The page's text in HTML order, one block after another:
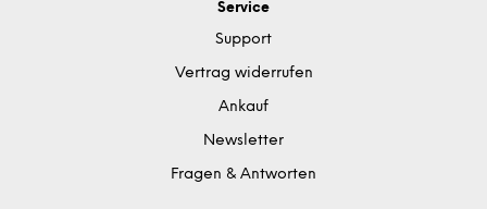
Service
Support
Vertrag widerrufen
Ankauf
Newsletter
Fragen & Antworten